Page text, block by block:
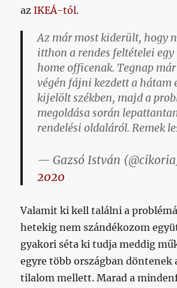
azIKEÁ-tól.
Az már most kiderült, hogy
itthon a rendes feltételei
home officenak. Tegnap
végén fájni kezdett a hátam
kijelölt székben, majd a
megoldása során
rendelési oldaláról. Remek
— Gazsó István
2020
Valamit ki kell találni a
hetekig nem szándékozom
gyakori séta ki tudja meddig
egyre több országban döntenek
tilalom mellett. Marad a